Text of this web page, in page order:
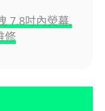
7.8吋內熒幕,
修